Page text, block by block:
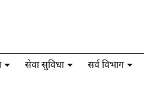
सेवा सुविधा सर्व विभाग